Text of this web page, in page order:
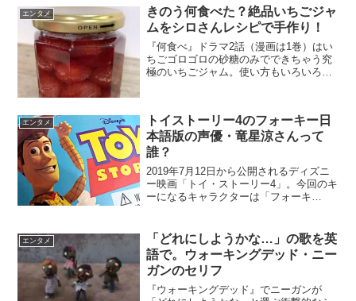
い方で身を守る行為を。布マスク〈ガー
ゼマスク〉の洗い方厚生労働...
エンタメ
きのう何食べた？絶品いちごジャ
ムをシロさんレシピで手作り！
『何食べ』ドラマ2話（漫画は1巻）はい
ちごゴロゴロの砂糖のみでできちゃう究
極のいちごジャム。使い方もいろいろ。
はの美味しさを楽...
エンタメ
トイストーリー4のフォーキー日
本語版の声優・竜星涼さんって
誰？
2019年7月12日から公開されるディズニ
ー映画「トイ・ストーリー4」。今回のキ
ーになるキャラクターは「フォーキ
きましたが、声の出演者が発表されたの
でご紹介します。あの...
エンタメ
「どれにしようかな…」の歌を英
語で。ウォーキングデッド・ニー
ガンのセリフ
『ウォーキングデッド』でニーガンが